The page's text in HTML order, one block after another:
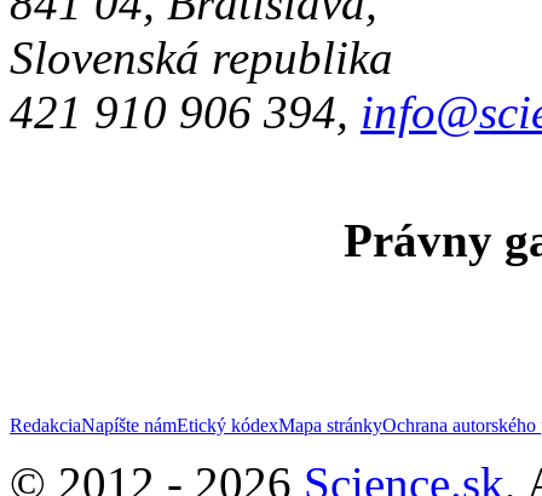
Slovenská republika
421 910 906 394,
Právny
RedakciaNapíšte námEtický kódexMapa stránkyOchrana autorského
© 2012 - 2026 Science.sk,